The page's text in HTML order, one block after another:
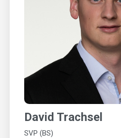
David Trachsel
SVP (BS)